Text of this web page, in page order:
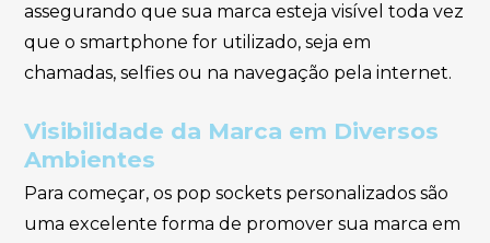
assegurando que sua marca esteja visível toda vez
que o smartphone for utilizado, seja em
chamadas, selfies ou na navegação pela internet.
Visibilidade da Marca em Diversos
Ambientes
Para começar, os pop sockets personalizados são
uma excelente forma de promover sua marca em